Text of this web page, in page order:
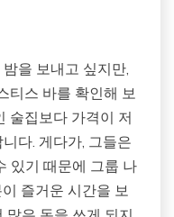
을 보내고 싶지만,
티스 바를 확인해 보
술집보다 가격이 저
다. 게다가, 그들은
있기 때문에 그룹 나
즐거운 시간을 보